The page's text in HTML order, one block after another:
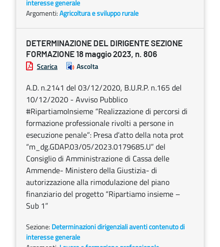
interesse generale
Argomenti:Agricoltura e sviluppo rurale
DETERMINAZIONE DEL DIRIGENTE SEZIONE
FORMAZIONE 18 maggio 2023, n. 806
Scarica Ascolta
A.D. n.2141 del 03/12/2020, B.U.R.P. n.165 del
10/12/2020 - Avviso Pubblico
#RipartiamoInsieme “Realizzazione di percorsi di
formazione professionale rivolti a persone in
esecuzione penale”: Presa d’atto della nota prot
“m_dg.GDAP.03/05/2023.0179685.U” del
Consiglio di Amministrazione di Cassa delle
Ammende- Ministero della Giustizia- di
autorizzazione alla rimodulazione del piano
finanziario del progetto “Ripartiamo insieme –
Sub 1”
Sezione: Determinazioni dirigenziali aventi contenuto di
interesse generale